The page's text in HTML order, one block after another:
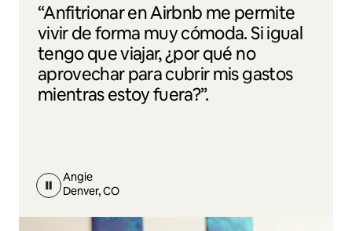
“Anfitrionar en Airbnb me permite
vivir de forma muy cómoda. Si igual
tengo que viajar, ¿por qué no
aprovechar para cubrir mis gastos
mientras estoy fuera?”.
Angie
Denver, CO